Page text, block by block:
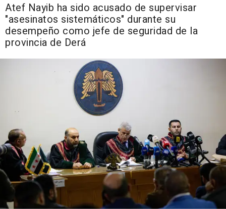
Atef Nayib ha sido acusado de supervisar
"asesinatos sistemáticos" durante su
desempeño como jefe de seguridad de la
provincia de Derá